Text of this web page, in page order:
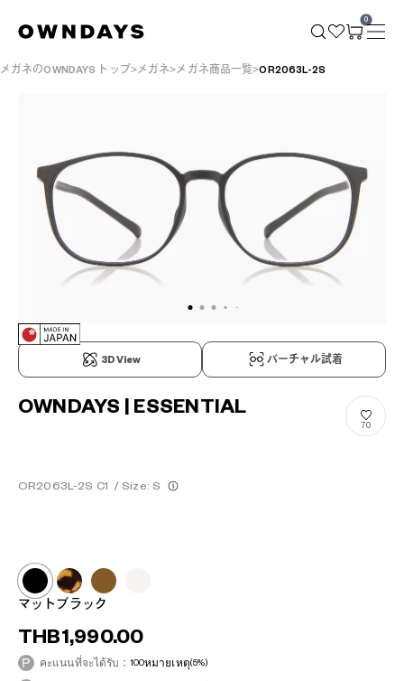
0
メガネのOWNDAYS トップ メガネ メガネ商品一覧 OR2063L-2S
3D View バーチャル試着
OWNDAYS | ESSENTIAL
OR2063L-2S C1 / Size: S
70
マットブラック
THB1,990.00
คะแนนที่จะได้รับ：100หมายเหตุ(5%)